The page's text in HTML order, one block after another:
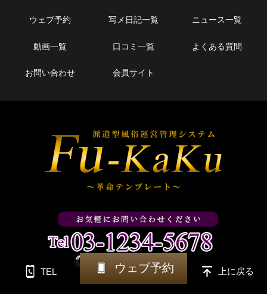
ウェブ予約 写メ日記一覧 ニュース一覧
動画一覧 口コミ一覧 よくある質問
お問い合わせ 会員サイト
TEL ウェブ予約 上に戻る